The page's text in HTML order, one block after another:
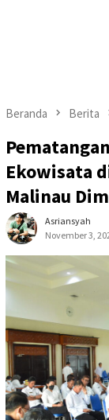
Beranda Berita
Ekowisata
Malinau
Asriansyah
November 3,